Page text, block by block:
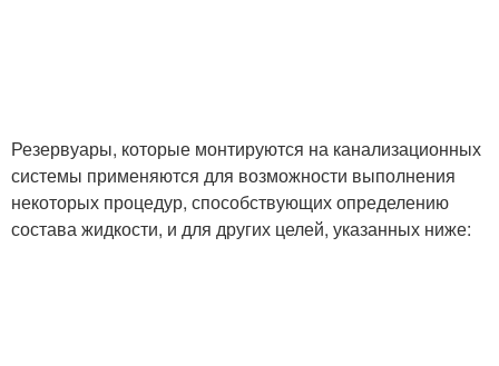
Резервуары, которые монтируются на канализационных
системы применяются для возможности выполнения
некоторых процедур, способствующих определению
состава жидкости, и для других целей, указанных ниже: